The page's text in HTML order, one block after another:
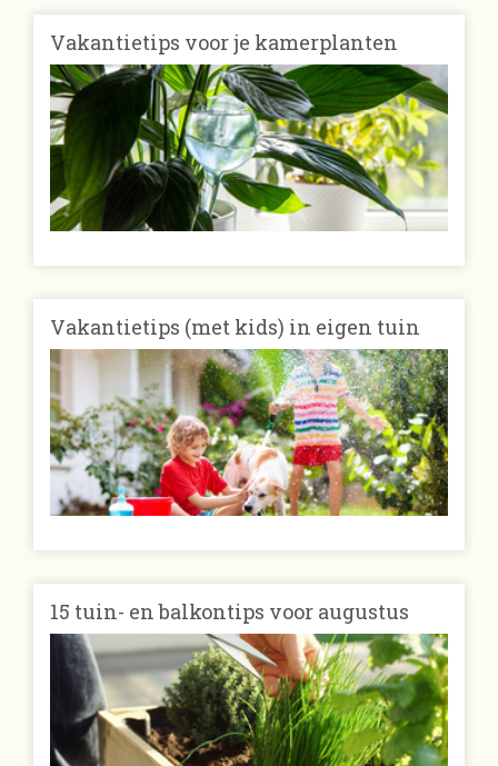
Vakantietips voor je kamerplanten
Vakantietips (met kids) in eigen tuin
15 tuin- en balkontips voor augustus